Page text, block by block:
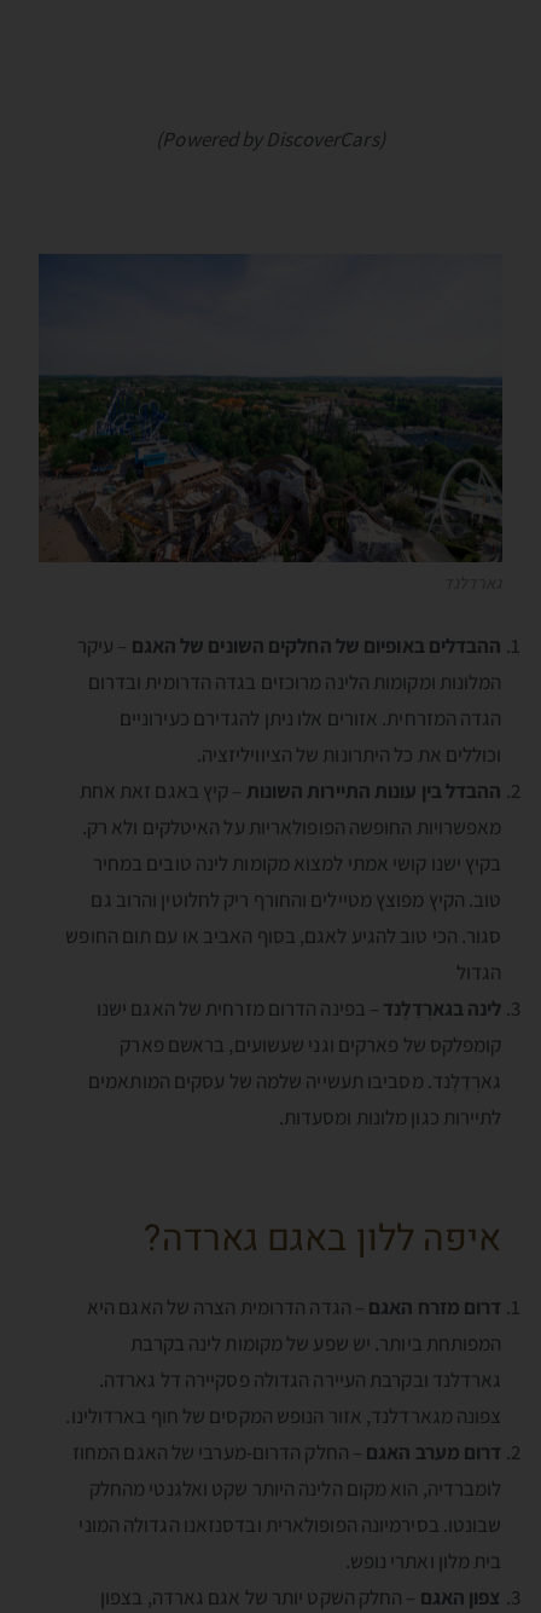
(Powered by DiscoverCars)
ההבדלים באופיום של החלקים השונים של האגם – עיקר
המלונות ומקומות הלינה מרוכזים בגדה הדרומית ובדרום
הגדה המזרחית. אזורים אלו ניתן להגדירם כעירוניים
וכוללים את כל היתרונות של הציוויליזציה.
ההבדל בין עונות התיירות השונות – קיץ באגם זאת אחת
מאפשרויות החופשה הפופולאריות על האיטלקים ולא רק.
בקיץ ישנו קושי אמתי למצוא מקומות לינה טובים במחיר
טוב. הקיץ מפוצץ מטיילים והחורף ריק לחלוטין והרוב גם
סגור. הכי טוב להגיע לאגם, בסוף האביב או עם תום החופש
הגדול
לינה בגארְדַלֶנד – בפינה הדרום מזרחית של האגם ישנו
קומפלקס של פארקים וגני שעשועים, בראשם פארק
גארְדַלֶנד. מסביבו תעשייה שלמה של עסקים המותאמים
לתיירות כגון מלונות ומסעדות.
איפה ללון באגם גארדה?
דרום מזרח האגם – הגדה הדרומית הצרה של האגם היא
המפותחת ביותר. יש שפע של מקומות לינה בקרבת
גארדלנד ובקרבת העיירה הגדולה פסקיירה דל גארדה.
צפונה מגארדלנד, אזור הנופש המקסים של חוף בארדולינו.
דרום מערב האגם – החלק הדרום-מערבי של האגם המחוז
לומברדיה, הוא מקום הלינה היותר שקט ואלגנטי מהחלק
שבונטו. בסירמיונה הפופולארית ובדסנזאנו הגדולה המוני
בית מלון ואתרי נופש.
צפון האגם – החלק השקט יותר של אגם גארדה, בצפון